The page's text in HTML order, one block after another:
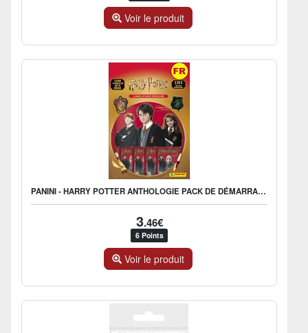
Voir le produit
PANINI - HARRY POTTER ANTHOLOGIE PACK DE DÉMARRAGE 1 ALBUM + 4 P
3.46€
6 Points
Voir le produit